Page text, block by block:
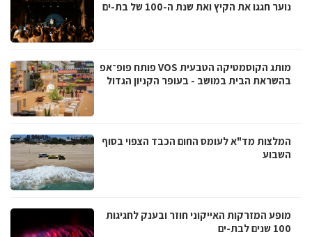
נוער חגגו את הקיץ ואת שנת ה-100 של בת-ים
מותג הקוסמטיקה הטבעית VOS פותח פופ־אפ
בהשראת הבית במושב - בעופר הקניון הגדול
המלצות מד"א לעומס החום הכבד הצפוי בסוף
השבוע
מופע המזרקות האייקוני חוזר ובענק לחגיגות
100 שנים לבת-ים